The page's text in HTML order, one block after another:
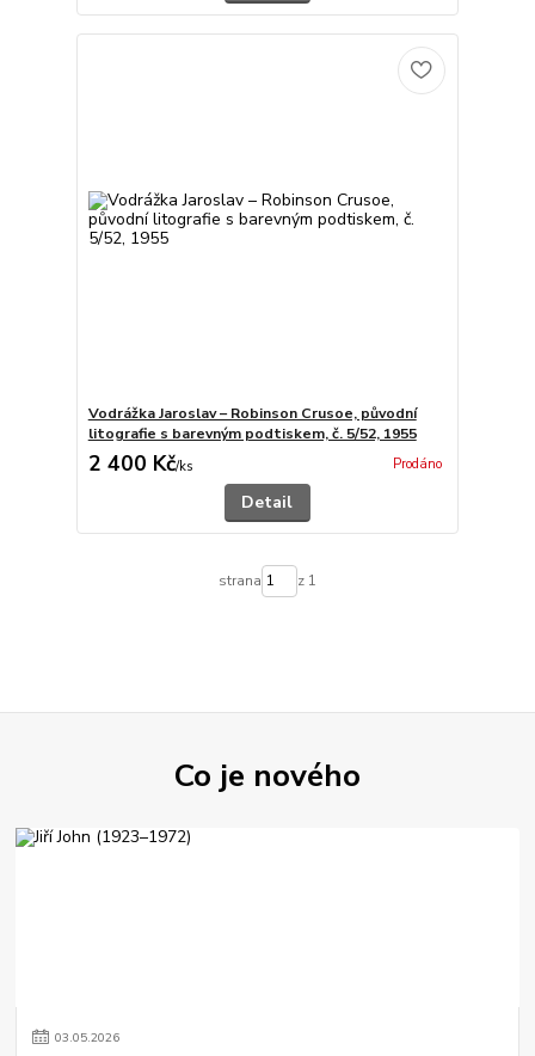
Vodrážka Jaroslav – Robinson Crusoe, původní
litografie s barevným podtiskem, č. 5/52, 1955
2 400 Kč/ks Prodáno
Detail
strana z 1
Co je nového
03.05.2026